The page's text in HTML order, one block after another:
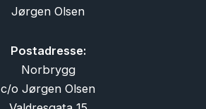
Jørgen Olsen
Postadresse:
Norbrygg
c/o Jørgen Olsen